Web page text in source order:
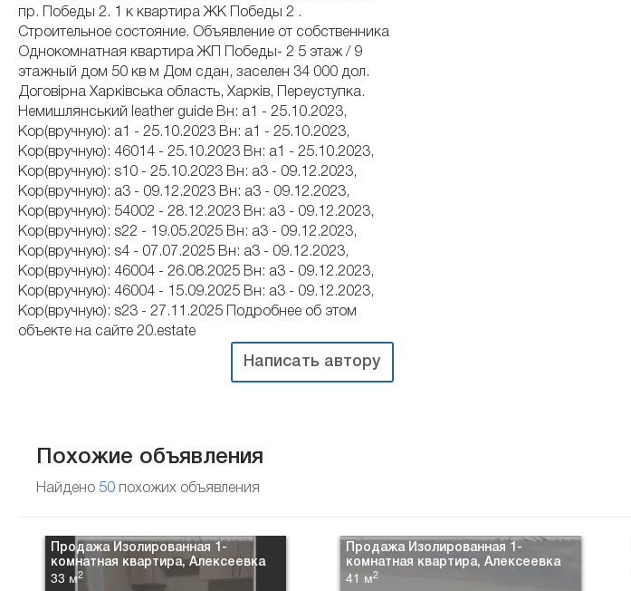
пр. Победы 2. 1 к квартира ЖК Победы 2 .
Строительное состояние. Объявление от собственника
Однокомнатная квартира ЖП Победы- 2 5 этаж / 9
этажный дом 50 кв м Дом сдан, заселен 34 000 дол.
Договірна Харківська область, Харків, Переуступка.
Немишлянський leather guide Вн: a1 - 25.10.2023,
Кор(вручную): a1 - 25.10.2023 Вн: a1 - 25.10.2023,
Кор(вручную): 46014 - 25.10.2023 Вн: a1 - 25.10.2023,
Кор(вручную): s10 - 25.10.2023 Вн: a3 - 09.12.2023,
Кор(вручную): a3 - 09.12.2023 Вн: a3 - 09.12.2023,
Кор(вручную): 54002 - 28.12.2023 Вн: a3 - 09.12.2023,
Кор(вручную): s22 - 19.05.2025 Вн: a3 - 09.12.2023,
Кор(вручную): s4 - 07.07.2025 Вн: a3 - 09.12.2023,
Кор(вручную): 46004 - 26.08.2025 Вн: a3 - 09.12.2023,
Кор(вручную): 46004 - 15.09.2025 Вн: a3 - 09.12.2023,
Кор(вручную): s23 - 27.11.2025 Подробнее об этом
объекте на сайте 20.estate
Написать автору
Похожие объявления
Найдено 50 похожих объявления
Продажа Изолированная 1-
комнатная квартира, Алексеевка
33 м2
Продажа Изолированная 1-
комнатная квартира, Алексеевка
41 м2